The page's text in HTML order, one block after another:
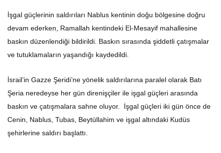
İşgal güçlerinin saldırıları Nablus kentinin doğu bölgesine doğru
devam ederken, Ramallah kentindeki El-Mesayif mahallesine
baskın düzenlendiği bildirildi. Baskın sırasında şiddetli çatışmalar
ve tutuklamaların yaşandığı kaydedildi.
İsrail’in Gazze Şeridi’ne yönelik saldırılarına paralel olarak Batı
Şeria neredeyse her gün direnişçiler ile işgal güçleri arasında
baskın ve çatışmalara sahne oluyor. İşgal güçleri iki gün önce de
Cenin, Nablus, Tubas, Beytüllahim ve işgal altındaki Kudüs
şehirlerine saldırı başlattı.